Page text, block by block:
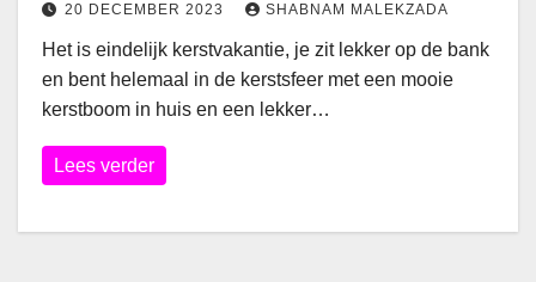
20 DECEMBER 2023 SHABNAM MALEKZADA
Het is eindelijk kerstvakantie, je zit lekker op de bank
en bent helemaal in de kerstsfeer met een mooie
kerstboom in huis en een lekker…
Lees verder